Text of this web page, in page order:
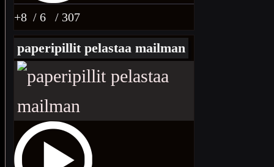
+8 / 6 / 307
paperipillit pelastaa mailman